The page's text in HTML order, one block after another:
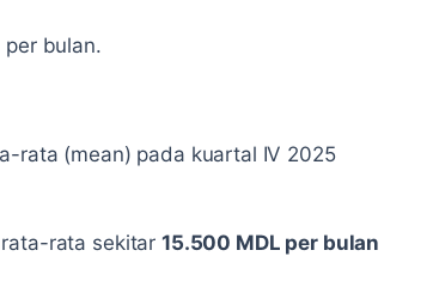
per bulan.
rata (mean) pada kuartal IV 2025
rata sekitar 15.500 MDL per bulan